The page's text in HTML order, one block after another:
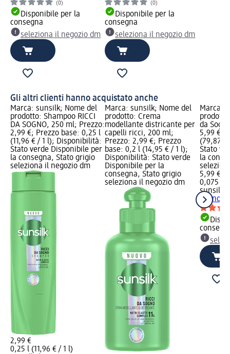
(0)
Disponibile per la
consegna
seleziona il negozio dm
(0)
Disponibile per la
consegna
seleziona il negozio dm
Gli altri clienti hanno acquistato anche
Marca: sunsilk; Nome del
prodotto: Shampoo RICCI
DA SOGNO, 250 ml; Prezzo:
2,99 €; Prezzo base: 0,25 l
(11,96 € / 1 l); Disponibilità:
Stato verde Disponibile per
la consegna, Stato grigio
seleziona il negozio dm
2,99 €
0,25 l (11,96 € / 1 l)
Marca: sunsilk; Nome del
prodotto: Crema
modellante districante per
capelli ricci, 200 ml;
Prezzo: 2,99 €; Prezzo
base: 0,2 l (14,95 € / 1 l);
Disponibilità: Stato verde
Disponibile per la
consegna, Stato grigio
seleziona il negozio dm
Marca:
da
5,99 €;
(79,87
Stato
la
5,99 €
0,075 l
sunsilk
Sogno,